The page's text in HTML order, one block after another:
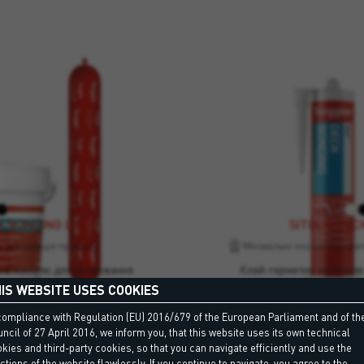
BONDING LV
декларація продукту
LV
в'язкістю для склеювання
синтетичного тика. Підходить
поверхонь.
SITOL®
SITOL®
Клей-герметик на основі
подовженим часом відкритої
WEBSITE USES COOKIES
with Regulation (EU) 2016/679 of the European Parliament and of
of 27 April 2016, we inform you, that this website uses its own technical
and third-party cookies, so that you can navigate efficiently and use the